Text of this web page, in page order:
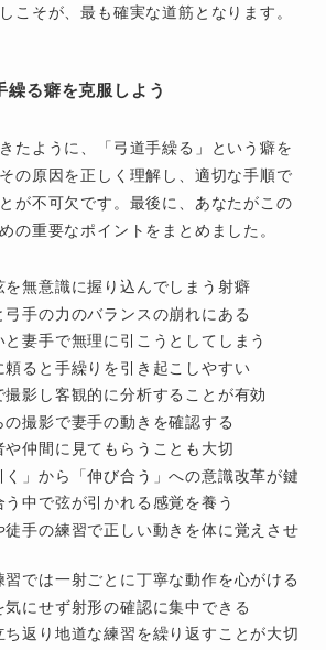
こそが、最も確実な道筋となります。
繰る癖を克服しよう
たように、「弓道手繰る」という癖を
の原因を正しく理解し、適切な手順で
が不可欠です。最後に、あなたがこの
の重要なポイントをまとめました。
を無意識に握り込んでしまう射癖
手の力のバランスの崩れにある
妻手で無理に引こうとしてしまう
頼ると手繰りを引き起こしやすい
撮影し客観的に分析することが有効
撮影で妻手の動きを確認する
仲間に見てもらうことも大切
」から「伸び合う」への意識改革が鍵
中で弦が引かれる感覚を養う
徒手の練習で正しい動きを体に覚えさせ
では一射ごとに丁寧な動作を心がける
にせず射形の確認に集中できる
返り地道な練習を繰り返すことが大切